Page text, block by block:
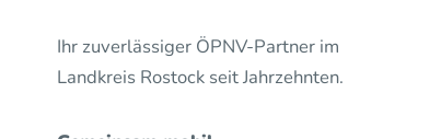
Ihr zuverlässiger ÖPNV-Partner im
Landkreis Rostock seit Jahrzehnten.